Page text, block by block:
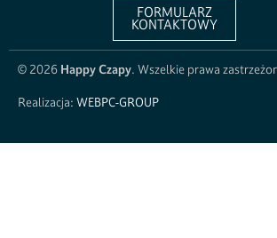
FORMULARZ
KONTAKTOWY
© 2026 Happy Czapy. Wszelkie prawa
Realizacja: WEBPC-GROUP